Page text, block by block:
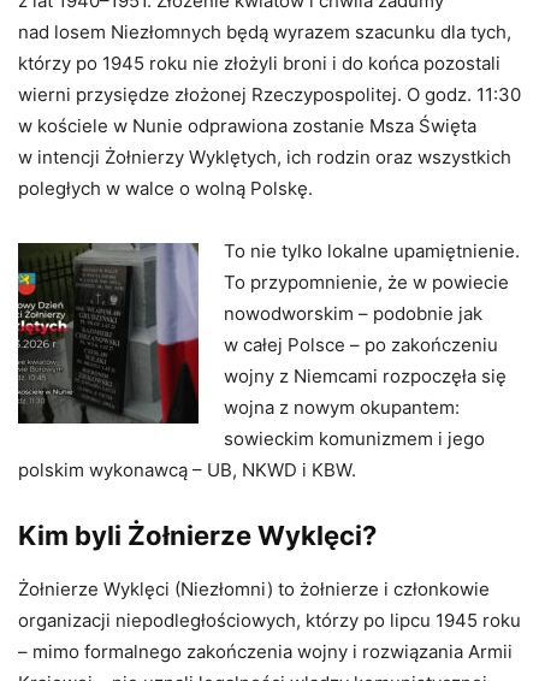
nad losem Niezłomnych będą wyrazem szacunku dla tych,
którzy po 1945 roku nie złożyli broni i do końca pozostali
wierni przysiędze złożonej Rzeczypospolitej. O godz. 11:30
w kościele w Nunie odprawiona zostanie Msza Święta
w intencji Żołnierzy Wyklętych, ich rodzin oraz wszystkich
poległych w walce o wolną Polskę.
To nie tylko lokalne upamiętnienie.
To przypomnienie, że w powiecie
nowodworskim – podobnie jak
w całej Polsce – po zakończeniu
wojny z Niemcami rozpoczęła się
wojna z nowym okupantem:
sowieckim komunizmem i jego
polskim wykonawcą – UB, NKWD i KBW.
Kim byli Żołnierze Wyklęci?
Żołnierze Wyklęci (Niezłomni) to żołnierze i członkowie
organizacji niepodległościowych, którzy po lipcu 1945 roku
– mimo formalnego zakończenia wojny i rozwiązania Armii